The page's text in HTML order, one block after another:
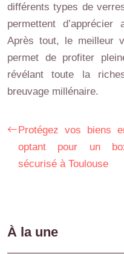
différents types de
permettent
Après tout, le meilleur
permet de profiter
révélant toute la
breuvage millénaire.
Protégez vos biens
optant pour un
sécurisé à Toulouse
À la une